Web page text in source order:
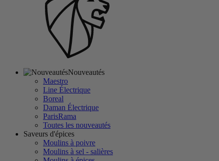
Nouveautés
Maestro
Line Électrique
Boreal
Daman Électrique
ParisRama
Toutes les nouveautés
Saveurs d'épices
Moulins à poivre
Moulins à sel - salières